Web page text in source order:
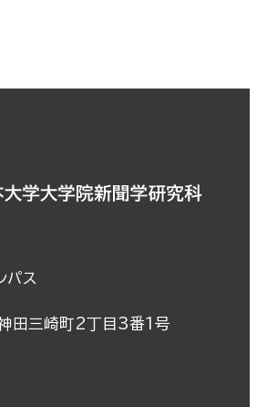
パス
田三崎町2丁目3番1号